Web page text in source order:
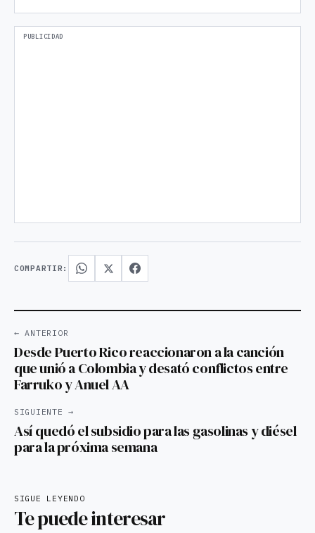
COMPARTIR:
← ANTERIOR
Desde Puerto Rico reaccionaron a la canción
que unió a Colombia y desató conflictos entre
Farruko y Anuel AA
SIGUIENTE →
Así quedó el subsidio para las gasolinas y diésel
para la próxima semana
SIGUE LEYENDO
Te puede interesar